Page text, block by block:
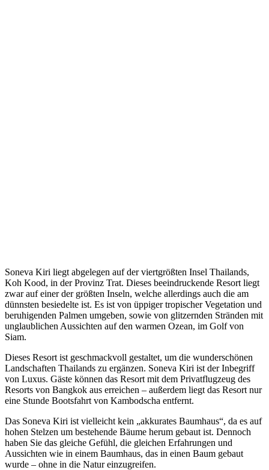
Soneva Kiri liegt abgelegen auf der viertgrößten Insel Thailands,
Koh Kood, in der Provinz Trat. Dieses beeindruckende Resort liegt
zwar auf einer der größten Inseln, welche allerdings auch die am
dünnsten besiedelte ist. Es ist von üppiger tropischer Vegetation und
beruhigenden Palmen umgeben, sowie von glitzernden Stränden mit
unglaublichen Aussichten auf den warmen Ozean, im Golf von
Siam.
Dieses Resort ist geschmackvoll gestaltet, um die wunderschönen
Landschaften Thailands zu ergänzen. Soneva Kiri ist der Inbegriff
von Luxus. Gäste können das Resort mit dem Privatflugzeug des
Resorts von Bangkok aus erreichen – außerdem liegt das Resort nur
eine Stunde Bootsfahrt von Kambodscha entfernt.
Das Soneva Kiri ist vielleicht kein „akkurates Baumhaus“, da es auf
hohen Stelzen um bestehende Bäume herum gebaut ist. Dennoch
haben Sie das gleiche Gefühl, die gleichen Erfahrungen und
Aussichten wie in einem Baumhaus, das in einen Baum gebaut
wurde – ohne in die Natur einzugreifen.